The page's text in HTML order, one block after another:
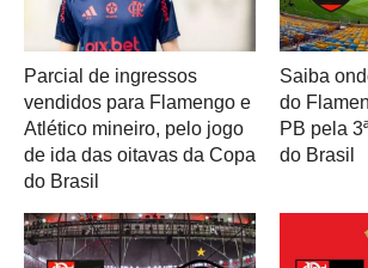
Parcial de ingressos
vendidos para Flamengo e
Atlético mineiro, pelo jogo
de ida das oitavas da Copa
do Brasil
Saiba
do
PB pela
do Brasil